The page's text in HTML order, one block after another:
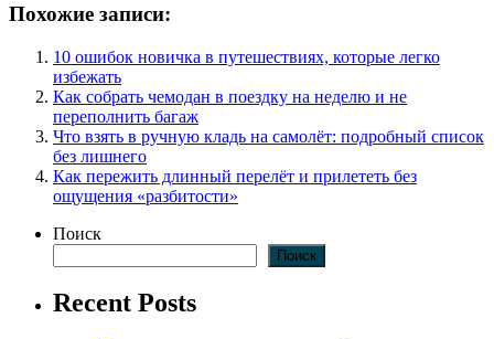
Похожие записи:
10 ошибок новичка в путешествиях, которые легко
избежать
Как собрать чемодан в поездку на неделю и не
переполнить багаж
Что взять в ручную кладь на самолёт: подробный список
без лишнего
Как пережить длинный перелёт и прилететь без
ощущения «разбитости»
Поиск
Поиск
Recent Posts